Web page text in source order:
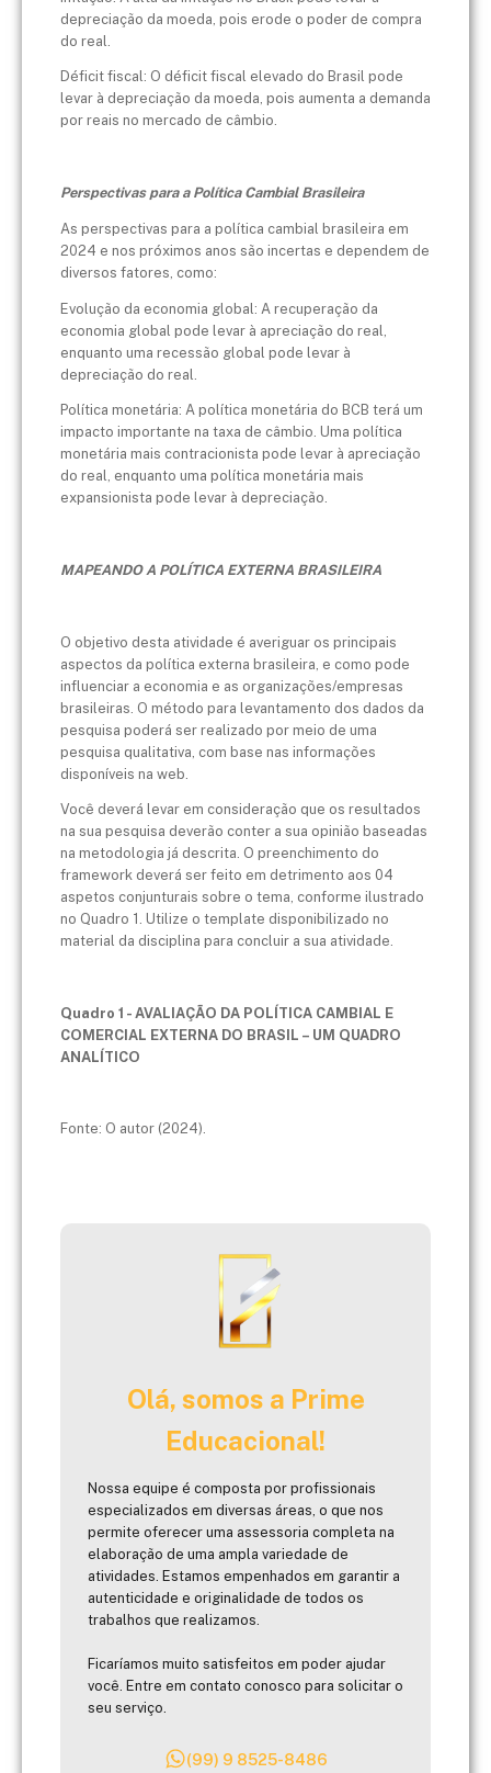
depreciação da moeda, pois erode o poder de compra
do real.
Déficit fiscal: O déficit fiscal elevado do Brasil pode
levar à depreciação da moeda, pois aumenta a demanda
por reais no mercado de câmbio.
Perspectivas para a Política Cambial Brasileira
As perspectivas para a política cambial brasileira em
2024 e nos próximos anos são incertas e dependem de
diversos fatores, como:
Evolução da economia global: A recuperação da
economia global pode levar à apreciação do real,
enquanto uma recessão global pode levar à
depreciação do real.
Política monetária: A política monetária do BCB terá um
impacto importante na taxa de câmbio. Uma política
monetária mais contracionista pode levar à apreciação
do real, enquanto uma política monetária mais
expansionista pode levar à depreciação.
MAPEANDO A POLÍTICA EXTERNA BRASILEIRA
O objetivo desta atividade é averiguar os principais
aspectos da política externa brasileira, e como pode
influenciar a economia e as organizações/empresas
brasileiras. O método para levantamento dos dados da
pesquisa poderá ser realizado por meio de uma
pesquisa qualitativa, com base nas informações
disponíveis na web.
Você deverá levar em consideração que os resultados
na sua pesquisa deverão conter a sua opinião baseadas
na metodologia já descrita. O preenchimento do
framework deverá ser feito em detrimento aos 04
aspetos conjunturais sobre o tema, conforme ilustrado
no Quadro 1. Utilize o template disponibilizado no
material da disciplina para concluir a sua atividade.
Quadro 1 - AVALIAÇÃO DA POLÍTICA CAMBIAL E
COMERCIAL EXTERNA DO BRASIL – UM QUADRO
ANALÍTICO
Fonte: O autor (2024).
Olá, somos a Prime
Educacional!
Nossa equipe é composta por profissionais
especializados em diversas áreas, o que nos
permite oferecer uma assessoria completa na
elaboração de uma ampla variedade de
atividades. Estamos empenhados em garantir a
autenticidade e originalidade de todos os
trabalhos que realizamos.
Ficaríamos muito satisfeitos em poder ajudar
você. Entre em contato conosco para solicitar o
seu serviço.
(99) 9 8525-8486